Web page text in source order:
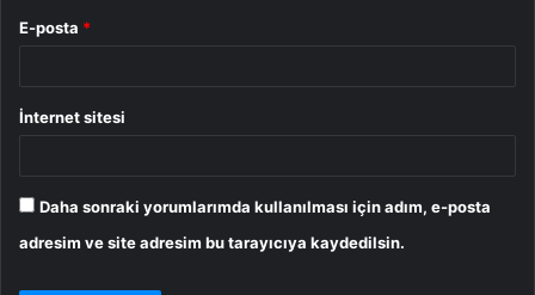
E-posta *
İnternet sitesi
Daha sonraki yorumlarımda kullanılması için adım, e-posta
adresim ve site adresim bu tarayıcıya kaydedilsin.